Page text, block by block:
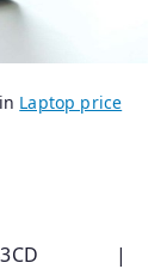
Laptop price
43CD |